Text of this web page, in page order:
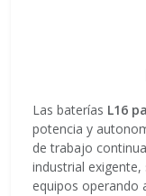
Las baterías L16
potencia y
de trabajo
industrial
equipos operando